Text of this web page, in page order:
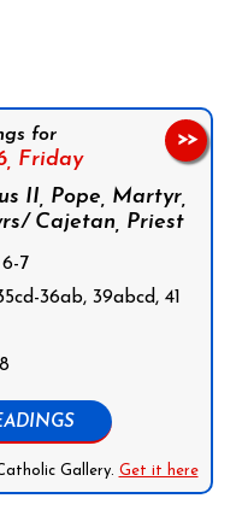
for
Friday
II, Pope, Martyr,
Cajetan, Priest
6-7
36ab, 39abcd, 41
Gallery. Get it here
>>